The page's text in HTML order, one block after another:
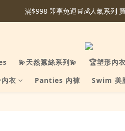
滿$998 即享免運🛒💰人氣系列
💫天然蠶絲系列💫 🏆塑形內
衣
Panties 內褲 Swim 美